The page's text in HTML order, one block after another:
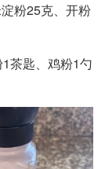
粉25克、开粉
茶匙、鸡粉1勺